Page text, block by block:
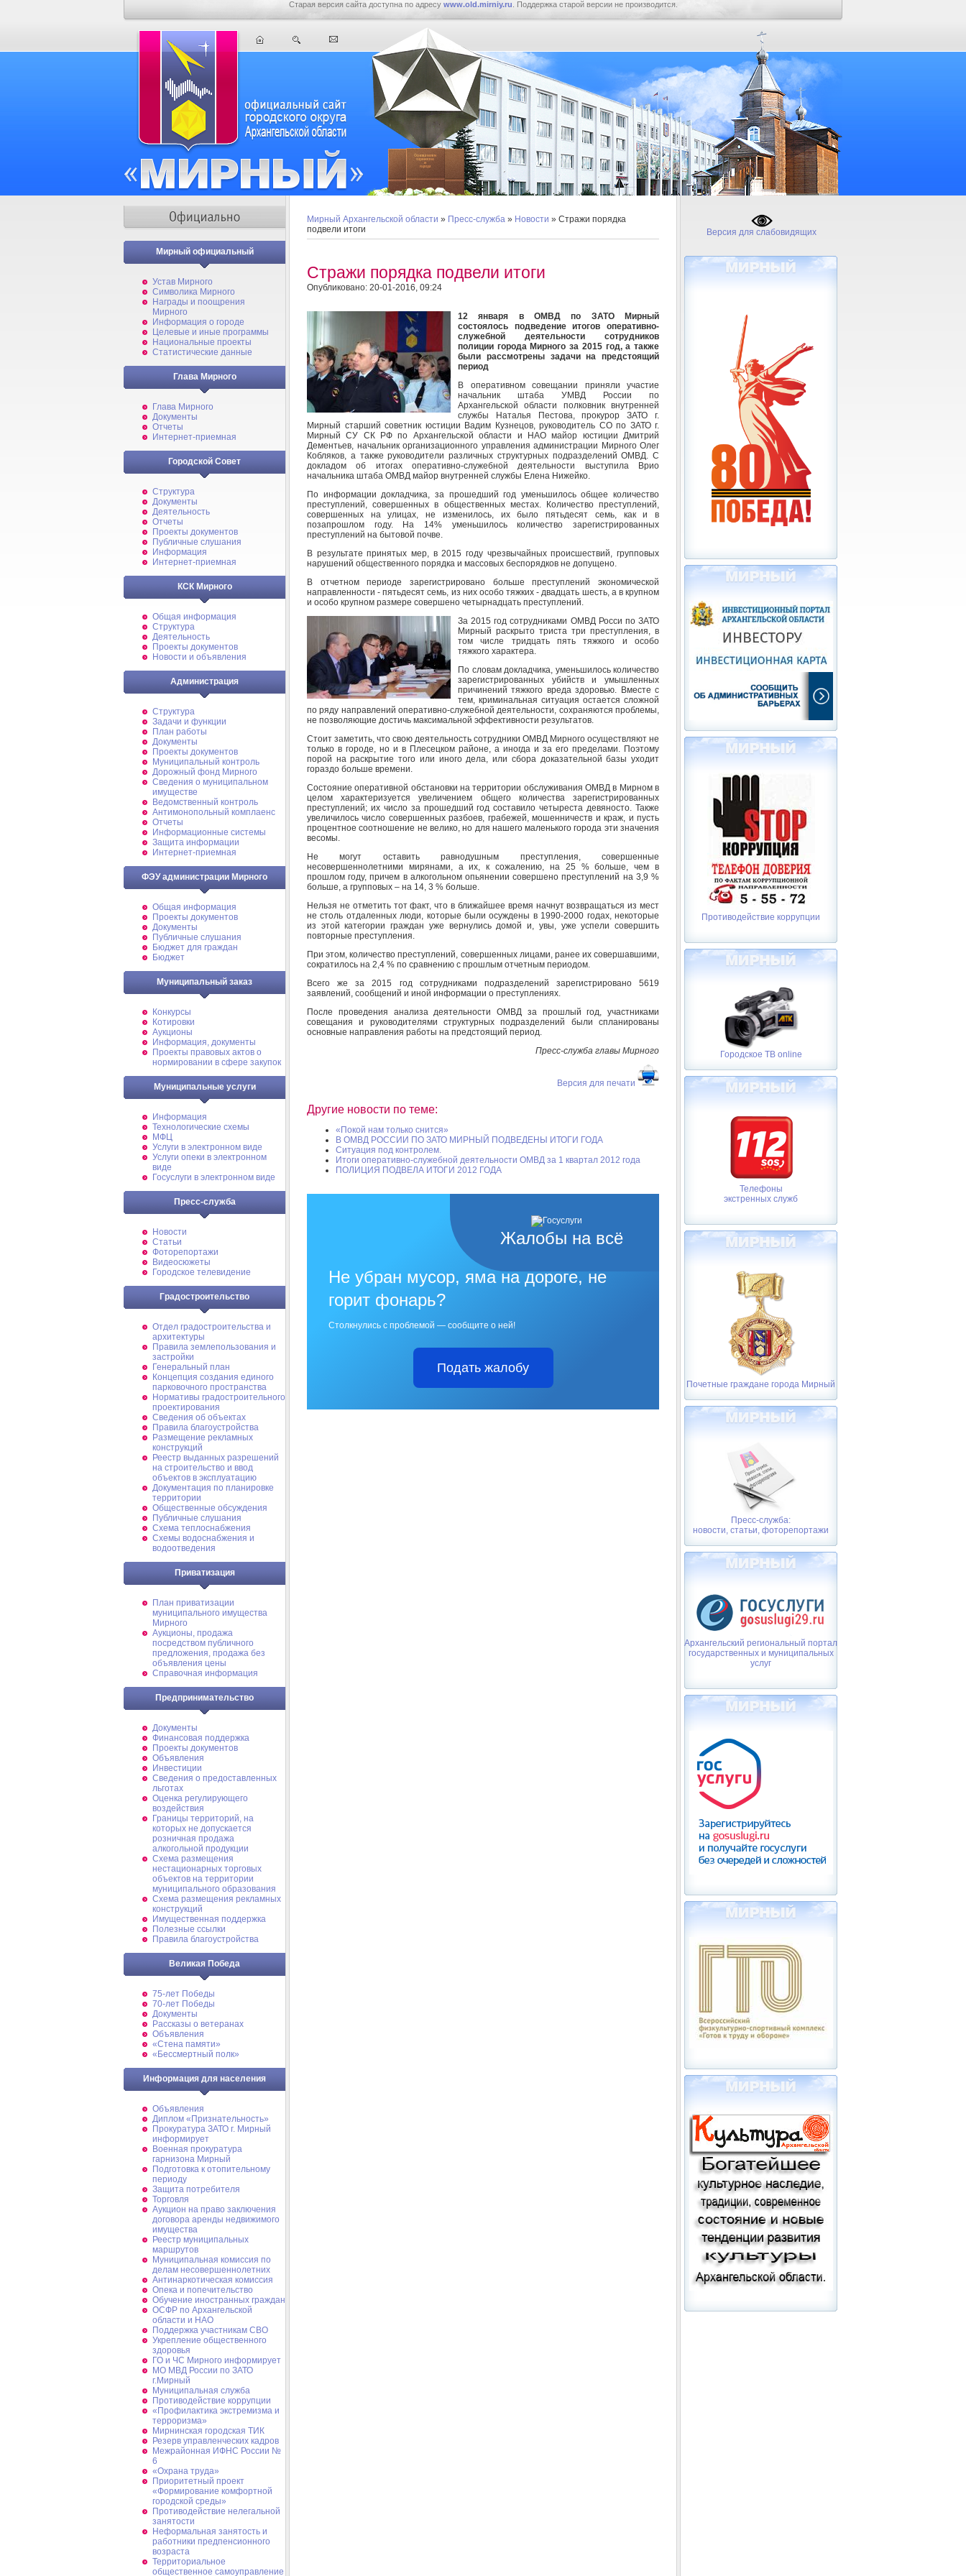
Старая версия сайта доступна по адресу www.old.mirniy.ru . Поддержка старой версии не производится.
Мирный официальный
Устав Мирного
Символика Мирного
Награды и поощрения
Мирного
Информация о городе
Целевые и иные программы
Национальные проекты
Статистические данные
Глава Мирного
Глава Мирного
Документы
Отчеты
Интернет-приемная
Городской Совет
Структура
Документы
Деятельность
Отчеты
Проекты документов
Публичные слушания
Информация
Интернет-приемная
КСК Мирного
Общая информация
Структура
Деятельность
Проекты документов
Новости и объявления
Администрация
Структура
Задачи и функции
План работы
Документы
Проекты документов
Муниципальный контроль
Дорожный фонд Мирного
Cведения о муниципальном
имуществе
Ведомственный контроль
Антимонопольный комплаенс
Отчеты
Информационные системы
Защита информации
Интернет-приемная
ФЭУ администрации Мирного
Общая информация
Проекты документов
Документы
Публичные слушания
Бюджет для граждан
Бюджет
Муниципальный заказ
Конкурсы
Котировки
Аукционы
Информация, документы
Проекты правовых актов о
нормировании в сфере закупок
Муниципальные услуги
Информация
Технологические схемы
МФЦ
Услуги в электронном виде
Услуги опеки в электронном
виде
Госуслуги в электронном виде
Пресс-служба
Новости
Статьи
Фоторепортажи
Видеосюжеты
Городское телевидение
Градостроительство
Отдел градостроительства и
архитектуры
Правила землепользования и
застройки
Генеральный план
Концепция создания единого
парковочного пространства
Нормативы градостроительного
проектирования
Сведения об объектах
Правила благоустройства
Размещение рекламных
конструкций
Реестр выданных разрешений
на строительство и ввод
объектов в эксплуатацию
Документация по планировке
территории
Общественные обсуждения
Публичные слушания
Схема теплоснабжения
Схемы водоснабжения и
водоотведения
Приватизация
План приватизации
муниципального имущества
Мирного
Аукционы, продажа
посредством публичного
предложения, продажа без
объявления цены
Справочная информация
Предпринимательство
Документы
Финансовая поддержка
Проекты документов
Объявления
Инвестиции
Сведения о предоставленных
льготах
Оценка регулирующего
воздействия
Границы территорий, на
которых не допускается
розничная продажа
алкогольной продукции
Схема размещения
нестационарных торговых
объектов на территории
муниципального образования
Схема размещения рекламных
конструкций
Имущественная поддержка
Полезные ссылки
Правила благоустройства
Великая Победа
75-лет Победы
70-лет Победы
Документы
Рассказы о ветеранах
Объявления
«Стена памяти»
«Бессмертный полк»
Информация для населения
Объявления
Диплом «Признательность»
Прокуратура ЗАТО г. Мирный
информирует
Военная прокуратура
гарнизона Мирный
Подготовка к отопительному
периоду
Защита потребителя
Торговля
Аукцион на право заключения
договора аренды недвижимого
имущества
Реестр муниципальных
маршрутов
Муниципальная комиссия по
делам несовершеннолетних
Антинаркотическая комиссия
Опека и попечительство
Обучение иностранных граждан
ОСФР по Архангельской
области и НАО
Поддержка участникам СВО
Укрепление общественного
здоровья
ГО и ЧС Мирного информирует
МО МВД России по ЗАТО
г.Мирный
Муниципальная cлужба
Противодействие коррупции
«Профилактика экстремизма и
терроризма»
Мирнинская городская ТИК
Резерв управленческих кадров
Межрайонная ИФНС России №
6
«Охрана труда»
Приоритетный проект
«Формирование комфортной
городской среды»
Противодействие нелегальной
занятости
Неформальная занятость и
работники предпенсионного
возраста
Территориальное
общественное самоуправление
Мирный Архангельской области » Пресс-служба » Новости » Стражи порядка
подвели итоги
Стражи порядка подвели итоги
Опубликовано: 20-01-2016, 09:24
12 января в ОМВД по ЗАТО Мирный
состоялось подведение итогов оперативно-
служебной деятельности сотрудников
полиции города Мирного за 2015 год, а также
были рассмотрены задачи на предстоящий
период
В оперативном совещании приняли участие
начальник штаба УМВД России по
Архангельской области полковник внутренней
службы Наталья Пестова, прокурор ЗАТО г.
Мирный старший советник юстиции Вадим Кузнецов, руководитель СО по ЗАТО г.
Мирный СУ СК РФ по Архангельской области и НАО майор юстиции Дмитрий
Дементьев, начальник организационного управления администрации Мирного Олег
Кобляков, а также руководители различных структурных подразделений ОМВД. С
докладом об итогах оперативно-служебной деятельности выступила Врио
начальника штаба ОМВД майор внутренней службы Елена Нижейко.
По информации докладчика, за прошедший год уменьшилось общее количество
преступлений, совершенных в общественных местах. Количество преступлений,
совершенных на улицах, не изменилось, их было пятьдесят семь, как и в
позапрошлом году. На 14% уменьшилось количество зарегистрированных
преступлений на бытовой почве.
В результате принятых мер, в 2015 году чрезвычайных происшествий, групповых
нарушений общественного порядка и массовых беспорядков не допущено.
В отчетном периоде зарегистрировано больше преступлений экономической
направленности - пятьдесят семь, из них особо тяжких - двадцать шесть, а в крупном
и особо крупном размере совершено четырнадцать преступлений.
За 2015 год сотрудниками ОМВД Росси по ЗАТО
Мирный раскрыто триста три преступления, в
том числе тридцать пять тяжкого и особо
тяжкого характера.
По словам докладчика, уменьшилось количество
зарегистрированных убийств и умышленных
причинений тяжкого вреда здоровью. Вместе с
тем, криминальная ситуация остается сложной
по ряду направлений оперативно-служебной деятельности, сохраняются проблемы,
не позволяющие достичь максимальной эффективности результатов.
Стоит заметить, что свою деятельность сотрудники ОМВД Мирного осуществляют не
только в городе, но и в Плесецком районе, а иногда и за его пределами. Поэтому
порой на раскрытие того или иного дела, или сбора доказательной базы уходит
гораздо больше времени.
Состояние оперативной обстановки на территории обслуживания ОМВД в Мирном в
целом характеризуется увеличением общего количества зарегистрированных
преступлений; их число за прошедший год составило четыреста девяносто. Также
увеличилось число совершенных разбоев, грабежей, мошенничеств и краж, и пусть
процентное соотношение не велико, но для нашего маленького города эти значения
весомы.
Не могут оставить равнодушным преступления, совершенные
несовершеннолетними мирянами, а их, к сожалению, на 25 % больше, чем в
прошлом году, причем в алкогольном опьянении совершено преступлений на 3,9 %
больше, а групповых – на 14, 3 % больше.
Нельзя не отметить тот факт, что в ближайшее время начнут возвращаться из мест
не столь отдаленных люди, которые были осуждены в 1990-2000 годах, некоторые
из этой категории граждан уже вернулись домой и, увы, уже успели совершить
повторные преступления.
При этом, количество преступлений, совершенных лицами, ранее их совершавшими,
сократилось на 2,4 % по сравнению с прошлым отчетным периодом.
Всего же за 2015 год сотрудниками подразделений зарегистрировано 5619
заявлений, сообщений и иной информации о преступлениях.
После проведения анализа деятельности ОМВД за прошлый год, участниками
совещания и руководителями структурных подразделений были спланированы
основные направления работы на предстоящий период.
Пресс-служба главы Мирного
Версия для печати
Другие новости по теме:
«Покой нам только снится»
В ОМВД РОССИИ ПО ЗАТО МИРНЫЙ ПОДВЕДЕНЫ ИТОГИ ГОДА
Ситуация под контролем.
Итоги оперативно-служебной деятельности ОМВД за 1 квартал 2012 года
ПОЛИЦИЯ ПОДВЕЛА ИТОГИ 2012 ГОДА
Жалобы на всё
Не убран мусор, яма на дороге, не
горит фонарь?
Столкнулись с проблемой — сообщите о ней!
Подать жалобу
Версия для слабовидящих
Противодействие коррупции
Городское ТВ online
Телефоны
экстренных служб
Почетные граждане города Мирный
Пресс-служба:
новости, статьи, фоторепортажи
Архангельский региональный портал
государственных и муниципальных
услуг